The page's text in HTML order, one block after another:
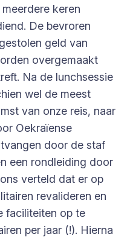
keren
De bevroren
geld van
overgemaakt
Na de lunchsessie
wel de meest
van onze reis, naar
Oekraïense
door de staf
een rondleiding door
verteld dat er op
revalideren en
faciliteiten op te
per jaar (!). Hierna